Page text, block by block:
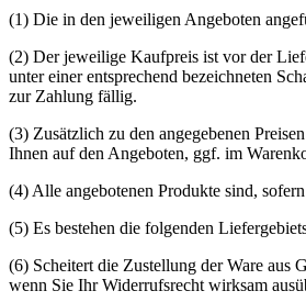
(1) Die in den jeweiligen Angeboten
(2) Der jeweilige Kaufpreis ist vor der
unter einer entsprechend bezeichneten
zur Zahlung fällig.
(3) Zusätzlich zu den angegebenen
Ihnen auf den Angeboten, ggf. im
(4) Alle angebotenen Produkte sind,
(5) Es bestehen die folgenden
(6) Scheitert die Zustellung der Ware aus
wenn Sie Ihr Widerrufsrecht wirksam